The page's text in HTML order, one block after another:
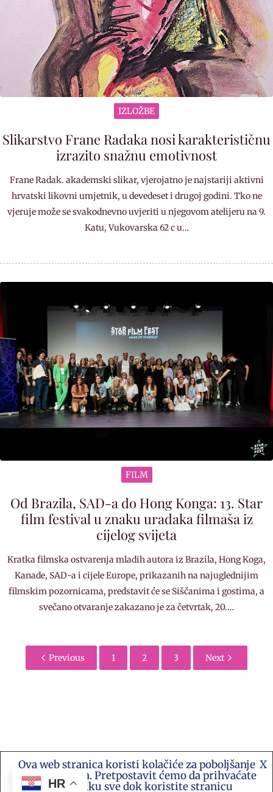
IZLOŽBE
Slikarstvo Frane Radaka nosi karakterističnu
izrazito snažnu emotivnost
Frane Radak. akademski slikar, vjerojatno je najstariji aktivni
hrvatski likovni umjetnik, u devedeset i drugoj godini. Tko ne
vjeruje može se svakodnevno uvjeriti u njegovom atelijeru na 9.
Katu, Vukovarska 62 c u…
FILM
Od Brazila, SAD-a do Hong Konga: 13. Star
film festival u znaku uradaka filmaša iz
cijelog svijeta
Kratka filmska ostvarenja mladih autora iz Brazila, Hong Koga,
Kanade, SAD-a i cijele Europe, prikazanih na najuglednijim
filmskim pozornicama, predstavit će se Siščanima i gostima, a
svečano otvaranje zakazano je za četvrtak, 20.…
Previous 1 2 3 Next
Kontakt e-mail: akademija.art@gmail.com •
Akademija Art Zagreb • Hrvatska stranica za
HR
Ova web stranica koristi kolačiće za poboljšanje
vašeg iskustva. Pretpostavit ćemo da prihvaćate
ovu politiku sve dok koristite stranicu
X